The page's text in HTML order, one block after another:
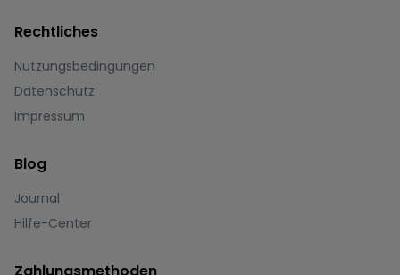
Rechtliches
Nutzungsbedingungen
Datenschutz
Impressum
Blog
Journal
Hilfe-Center